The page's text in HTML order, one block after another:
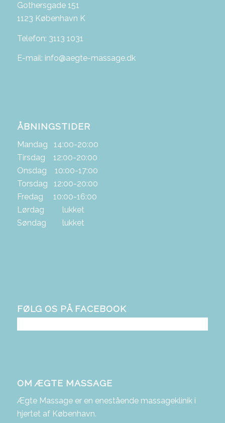
Gothersgade 151
1123 København K
Telefon: 3113 1031
E-mail: info@aegte-massage.dk
ÅBNINGSTIDER
Mandag 14:00-20:00
Tirsdag 12:00-20:00
Onsdag 10:00-17:00
Torsdag 12:00-20:00
Fredag 10:00-16:00
Lørdag lukket
Søndag lukket
FØLG OS PÅ FACEBOOK
OM ÆGTE MASSAGE
Ægte Massage er en enestående massageklinik i
hjertet af København.